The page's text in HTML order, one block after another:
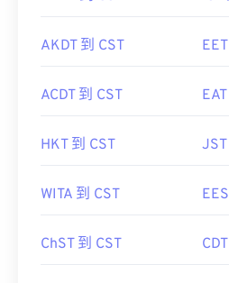
AKDT 到 CST
ACDT 到 CST
HKT 到 CST
WITA 到 CST
ChST 到 CST